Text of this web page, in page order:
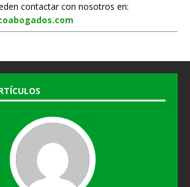
contactar con nosotros en: